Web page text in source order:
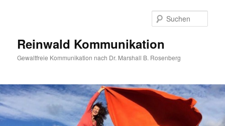
Reinwald Kommunikation
Gewaltfreie Kommunikation nach Dr. Marshall B. Rosenberg